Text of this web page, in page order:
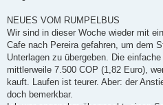
NEUES VOM RUMPELBUS
Wir sind in dieser Woche wieder mit
Cafe nach Pereira gefahren, um dem
Unterlagen zu übergeben. Die
mittlerweile 7.500 COP (1,82 Euro),
kauft. Laufen ist teurer. Aber: der
doch bemerkbar.